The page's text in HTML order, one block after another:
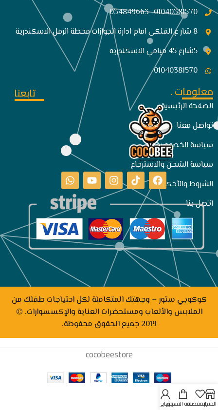
01040381570 -034849663
8 شار ع الفلكى امام ادارة الجوازات محطة الرمل الاسكندرية
5شارع 45 ميامي الاسكندريه
01040381570
معلومات .
الصفحة الرئيسية
تواصل معنا
سياسة الخصوصية
سياسة الشحن والاسترجاع
الشروط والأحكام
اتصل بنا
تابعنا
كوكوبي ستور – وجهتك المتكاملة لكل احتياجات طفلك من
الملابس والألعاب ومستحضرات العناية والإكسسوارات. ©
2019 جميع الحقوق محفوظة.
cocobeestore
المتجرالمفضلةسلة التسوق
حسابي